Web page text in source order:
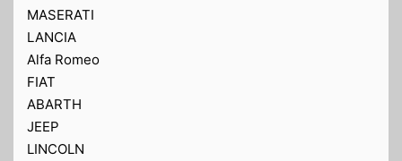
MASERATI
LANCIA
Alfa Romeo
FIAT
ABARTH
JEEP
LINCOLN